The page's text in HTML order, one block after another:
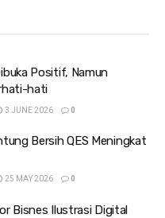
Positif, Namun
hati
3 JUNE 2026 0
Bersih QES Meningkat
25 MAY 2026 0
Bisnes Ilustrasi Digital